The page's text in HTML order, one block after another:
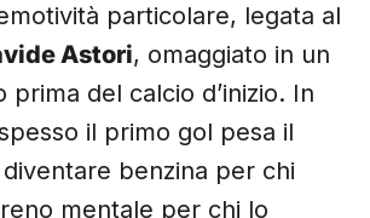
particolare, legata al
Astori, omaggiato in un
prima del calcio d’inizio. In
il primo gol pesa il
benzina per chi
mentale per chi lo